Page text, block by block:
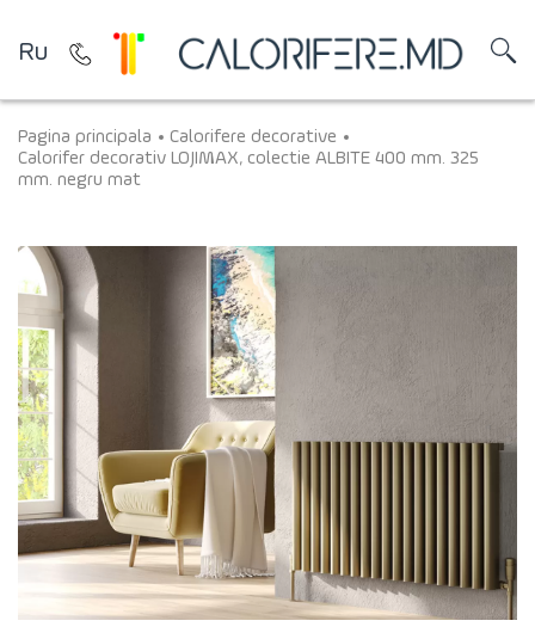
Ru
Pagina principala
Calorifere decorative
Calorifer decorativ LOJIMAX, colectie ALBITE 400 mm. 325
mm. negru mat